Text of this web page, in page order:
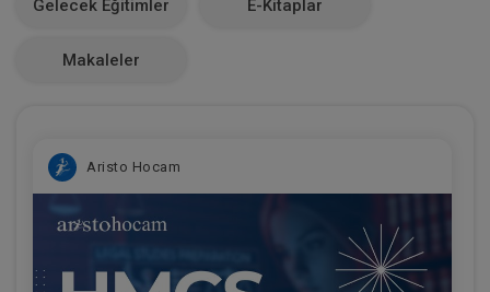
0
Gelecek Eğitimler E-Kitaplar
Makaleler
Aristo Hocam